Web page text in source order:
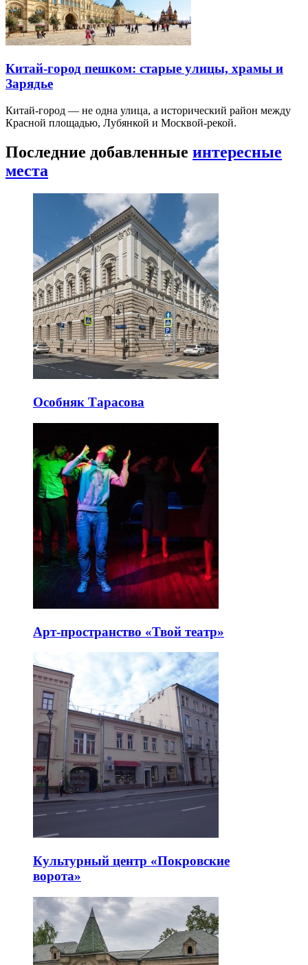
Китай-город пешком: старые улицы, храмы и
Зарядье
Китай-город — не одна улица, а исторический район между
Красной площадью, Лубянкой и Москвой-рекой.
Последние добавленные интересные
места
Особняк Тарасова
Арт-пространство «Твой театр»
Культурный центр «Покровские
ворота»